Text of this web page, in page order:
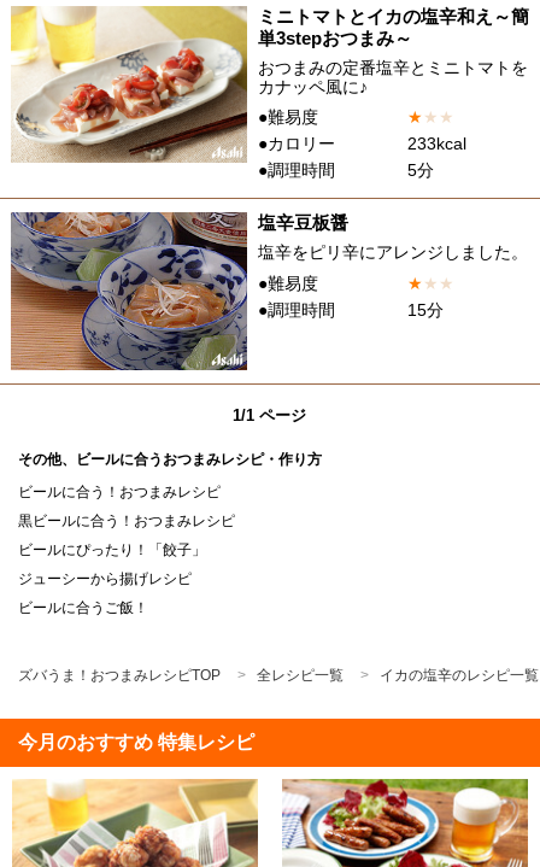
ミニトマトとイカの塩辛和え～簡
単3stepおつまみ～
おつまみの定番塩辛とミニトマトを
カナッペ風に♪
●難易度
★★ ★
●カロリー
233kcal
●調理時間
5分
塩辛豆板醤
塩辛をピリ辛にアレンジしました。
●難易度
★★ ★
●調理時間
15分
1/1 ページ
その他、ビールに合うおつまみレシピ・作り方
ビールに合う！おつまみレシピ
黒ビールに合う！おつまみレシピ
ビールにぴったり！「餃子」
ジューシーから揚げレシピ
ビールに合うご飯！
ズバうま！おつまみレシピTOP 全レシピ一覧 イカの塩辛のレシピ一覧
今月のおすすめ 特集レシピ